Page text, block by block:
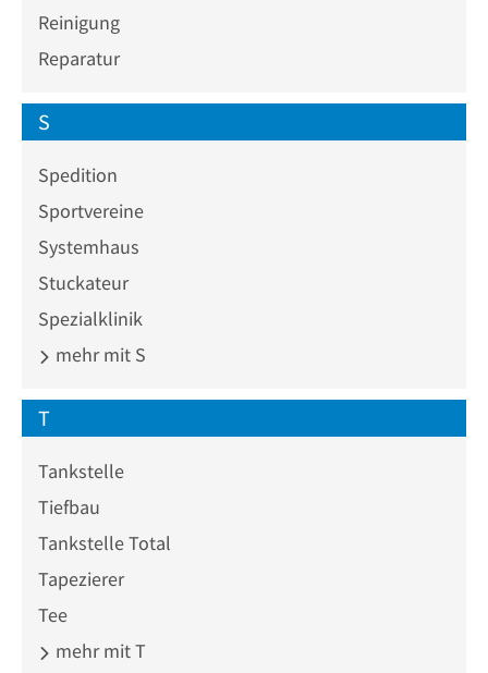
Reinigung
Reparatur
S
Spedition
Sportvereine
Systemhaus
Stuckateur
Spezialklinik
mehr mit S
T
Tankstelle
Tiefbau
Tankstelle Total
Tapezierer
Tee
mehr mit T